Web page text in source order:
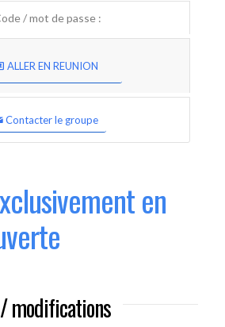
/ mot de passe :
ALLER EN REUNION
Contacter le groupe
en
modifications